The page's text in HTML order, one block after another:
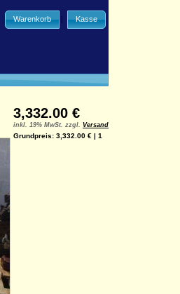
Warenkorb | Kasse
3,332.00 €
inkl. 19% MwSt. zzgl. Versand
Grundpreis: 3,332.00 € | 1